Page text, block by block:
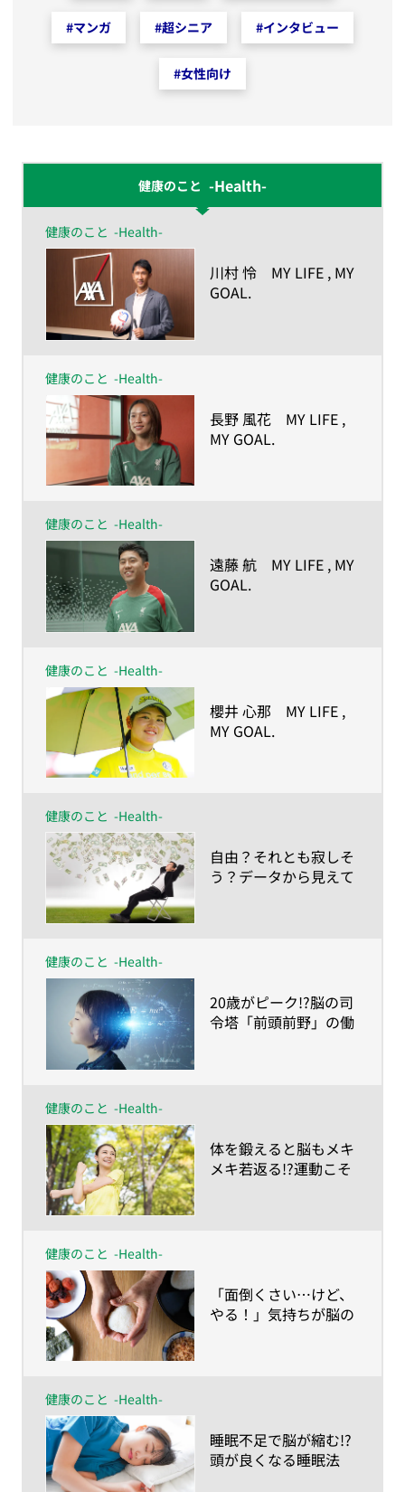
#マンガ #超シニア #インタビュー
#女性向け
健康のこと -Health-
健康のこと -Health-
​川村 怜 MY LIFE , MY
GOAL.
健康のこと -Health-
​長野 風花 MY LIFE ,
MY GOAL.
健康のこと -Health-
​遠藤 航 MY LIFE , MY
GOAL.
健康のこと -Health-
​櫻井 心那 MY LIFE ,
MY GOAL.
健康のこと -Health-
​自由？それとも寂しそ
う？データから見えて
健康のこと -Health-
​20歳がピーク!?脳の司
令塔「前頭前野」の働
健康のこと -Health-
​体を鍛えると脳もメキ
メキ若返る!?運動こそ
健康のこと -Health-
​「面倒くさい…けど、
やる！」気持ちが脳の
健康のこと -Health-
​睡眠不足で脳が縮む!?
頭が良くなる睡眠法